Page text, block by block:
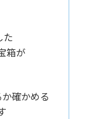
た
箱が
確かめる